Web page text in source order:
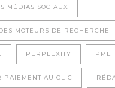
MÉDIAS SOCIAUX
MOTEURS DE RECHERCHE
PERPLEXITY PME
PAIEMENT AU CLIC